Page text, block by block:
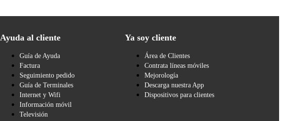
Ayuda al cliente
Guía de Ayuda
Factura
Seguimiento pedido
Guía de Terminales
Internet y Wifi
Información móvil
Televisión
Ya soy cliente
Área de Clientes
Contrata líneas móviles
Mejorología
Descarga nuestra App
Dispositivos para clientes